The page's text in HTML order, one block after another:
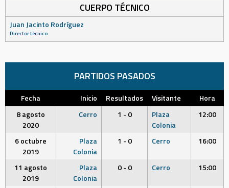
CUERPO TÉCNICO
Juan Jacinto Rodríguez
Director técnico
PARTIDOS PASADOS
Fecha Inicio Resultados Visitante
Hora
8 agosto
2020
Cerro 1 - 0
Plaza
Colonia
12:00
6 octubre
2019
Plaza
Colonia
1 - 0 Cerro 16:00
11 agosto
2019
Plaza
Colonia
0 - 0 Cerro 15:00